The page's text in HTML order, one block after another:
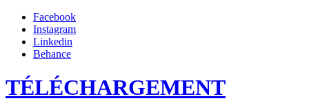
Facebook
Instagram
Linkedin
Behance
TÉLÉCHARGEMENT